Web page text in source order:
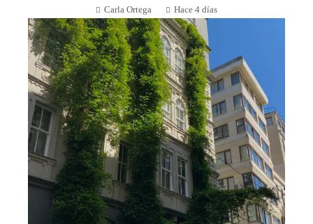
Carla Ortega Hace 4 días